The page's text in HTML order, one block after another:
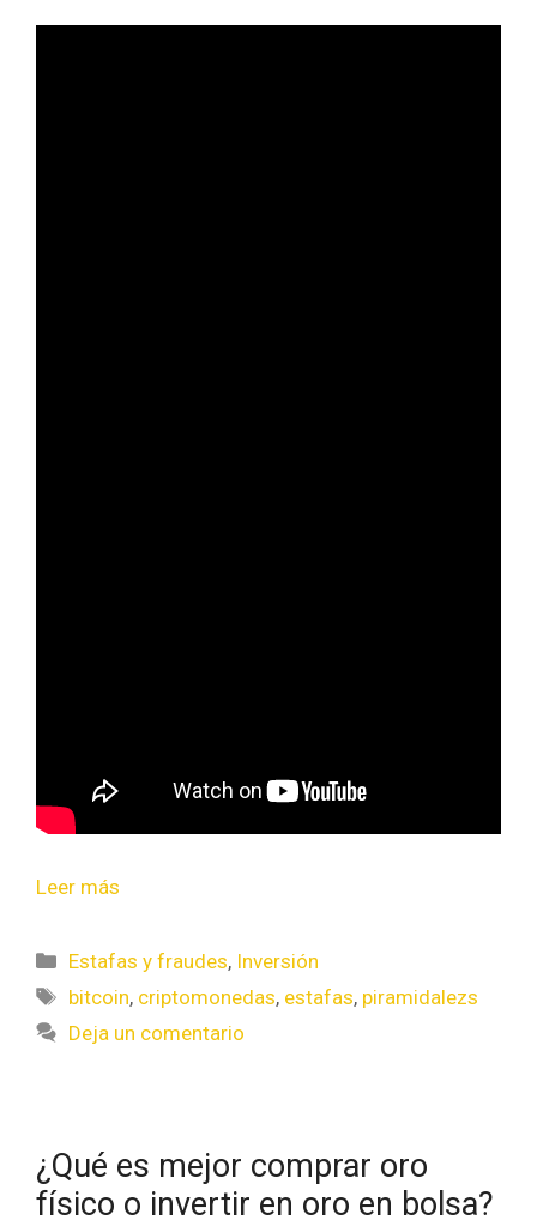
Leer más
Estafas y fraudes, Inversión
bitcoin, criptomonedas, estafas, piramidalezs
Deja un comentario
¿Qué es mejor comprar oro
físico o invertir en oro en bolsa?